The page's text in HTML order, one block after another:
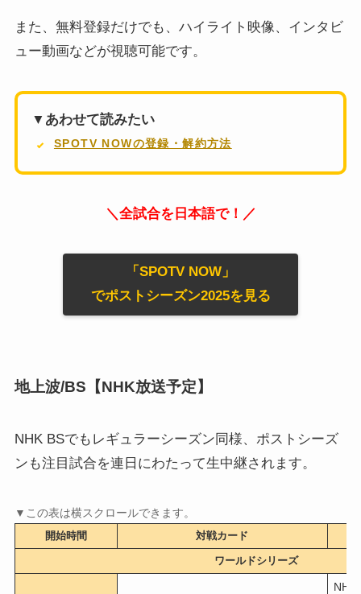
また、無料登録だけでも、ハイライト映像、インタビ
ュー動画などが視聴可能です。
▼あわせて読みたい
SPOTV NOWの登録・解約方法
＼全試合を日本語で！／
「SPOTV NOW」
でポストシーズン2025を見る
地上波/BS【NHK放送予定】
NHK BSでもレギュラーシーズン同様、ポストシーズ
ンも注目試合を連日にわたって生中継されます。
開始時間 対戦カード
ワールドシリーズ
NHK